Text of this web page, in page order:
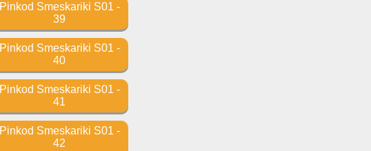
Pinkod Smeskariki S01 -
39
Pinkod Smeskariki S01 -
40
Pinkod Smeskariki S01 -
41
Pinkod Smeskariki S01 -
42